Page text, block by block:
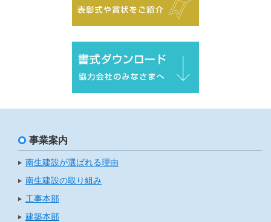
事業案内
南生建設が選ばれる理由
南生建設の取り組み
工事本部
建築本部